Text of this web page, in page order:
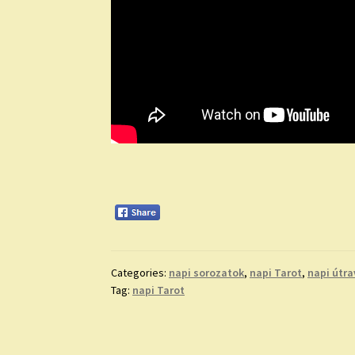
Categories: napi sorozatok, napi Tarot, napi
Tag: napi Tarot